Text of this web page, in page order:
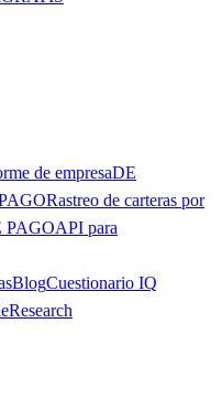
de empresaDE
Rastreo de carteras por
PAGOAPI para
BlogCuestionario IQ
Research